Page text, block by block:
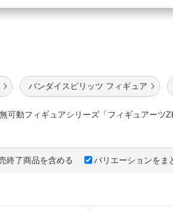
店舗情報・店
法人窓口
バンダイスピリッツ フィギュア
可動フィギュアシリーズ「フィギュアーツ
終了商品を含める バリエーションをま